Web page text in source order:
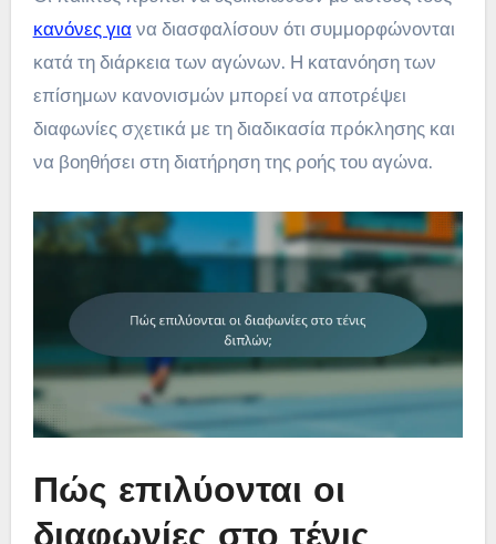
κανόνες γιανα διασφαλίσουν ότι συμμορφώνονται
κατά τη διάρκεια των αγώνων. Η κατανόηση των
επίσημων κανονισμών μπορεί να αποτρέψει
διαφωνίες σχετικά με τη διαδικασία πρόκλησης και
να βοηθήσει στη διατήρηση της ροής του αγώνα.
Πώς επιλύονται οι